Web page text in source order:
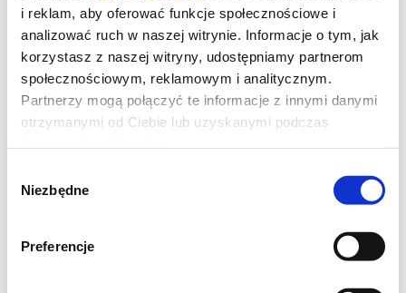
i reklam, aby oferować funkcje społecznościowe i
analizować ruch w naszej witrynie. Informacje o tym, jak
korzystasz z naszej witryny, udostępniamy partnerom
społecznościowym, reklamowym i analitycznym.
Partnerzy mogą połączyć te informacje z innymi danymi
otrzymanymi od Ciebie lub uzyskanymi podczas
zgody
Niezbędne
Preferencje